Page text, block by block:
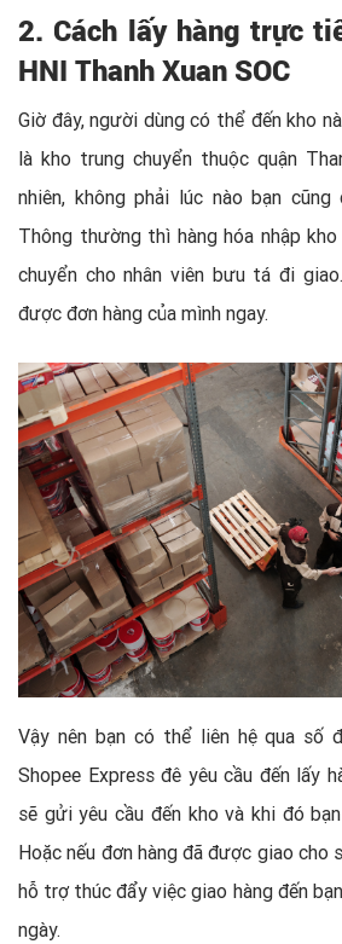
2. Cách lấy hàng trực
HNI Thanh Xuan SOC
Giờ đây, người dùng có thể đến kho
là kho trung chuyển thuộc quận
nhiên, không phải lúc nào bạn
Thông thường thì hàng hóa nhập
chuyển cho nhân viên bưu tá đi
được đơn hàng của mình ngay.
Vậy nên bạn có thể liên hệ qua số
Shopee Express đê yêu cầu đến lấy
sẽ gửi yêu cầu đến kho và khi đó
Hoặc nếu đơn hàng đã được giao cho
hỗ trợ thúc đẩy việc giao hàng đến
ngày.